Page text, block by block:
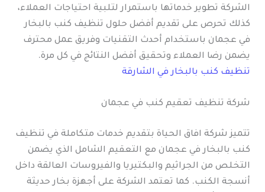
الشركة تطوير خدماتها باستمرار لتلبية احتياجات العملاء،
كذلك تحرص على تقديم أفضل حلول تنظيف كنب بالبخار
في عجمان باستخدام أحدث التقنيات وفريق عمل محترف
يضمن رضا العملاء وتحقيق أفضل النتائج في كل مرة.
تنظيف كنب بالبخار في الشارقة
شركة تنظيف تعقيم كنب في عجمان
تتميز شركة افاق الحياة بتقديم خدمات متكاملة في تنظيف
كنب بالبخار في عجمان مع التعقيم الشامل الذي يضمن
التخلص من الجراثيم والبكتيريا والفيروسات العالقة داخل
أنسجة الكنب. كما تعتمد الشركة على أجهزة بخار حديثة